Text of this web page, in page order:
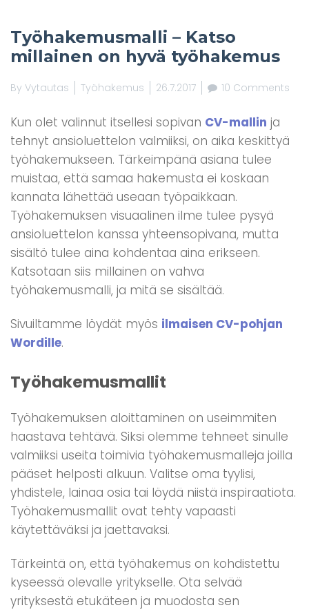
Työhakemusmalli – Katso
millainen on hyvä työhakemus
By Vytautas Työhakemus 26.7.2017 10 Comments
Kun olet valinnut itsellesi sopivan CV-mallin ja
tehnyt ansioluettelon valmiiksi, on aika keskittyä
työhakemukseen. Tärkeimpänä asiana tulee
muistaa, että samaa hakemusta ei koskaan
kannata lähettää useaan työpaikkaan.
Työhakemuksen visuaalinen ilme tulee pysyä
ansioluettelon kanssa yhteensopivana, mutta
sisältö tulee aina kohdentaa aina erikseen.
Katsotaan siis millainen on vahva
työhakemusmalli, ja mitä se sisältää.
Sivuiltamme löydät myös ilmaisen CV-pohjan
Wordille.
Työhakemusmallit
Työhakemuksen aloittaminen on useimmiten
haastava tehtävä. Siksi olemme tehneet sinulle
valmiiksi useita toimivia työhakemusmalleja joilla
pääset helposti alkuun. Valitse oma tyylisi,
yhdistele, lainaa osia tai löydä niistä inspiraatiota.
Työhakemusmallit ovat tehty vapaasti
käytettäväksi ja jaettavaksi.
Tärkeintä on, että työhakemus on kohdistettu
kyseessä olevalle yritykselle. Ota selvää
yrityksestä etukäteen ja muodosta sen